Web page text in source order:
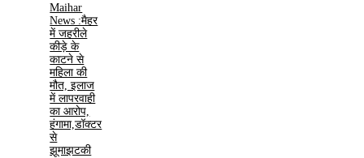
Maihar
News :मैहर
में जहरीले
कीड़े के
काटने से
महिला की
मौत, इलाज
में लापरवाही
का आरोप,
हंगामा,डॉक्टर
से
झूमाझटकी